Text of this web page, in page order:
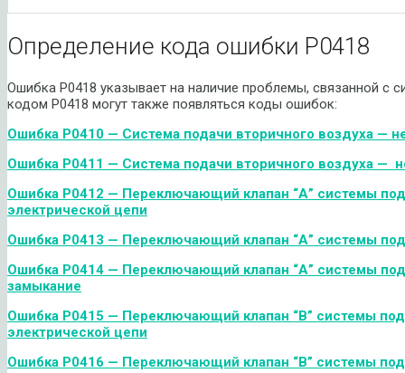
Определение кода ошибки P0418
Ошибка P0418 указывает на наличие проблемы, связанной с
кодом P0418 могут также появляться коды ошибок:
Ошибка P0410 — Система подачи вторичного воздуха —
Ошибка P0411 — Система подачи вторичного воздуха —
Ошибка P0412 — Переключающий клапан “А” системы
электрической цепи
Ошибка P0413 — Переключающий клапан “А” системы
Ошибка P0414 — Переключающий клапан “А” системы
замыкание
Ошибка P0415 — Переключающий клапан “B” системы
электрической цепи
Ошибка P0416 — Переключающий клапан “B” системы